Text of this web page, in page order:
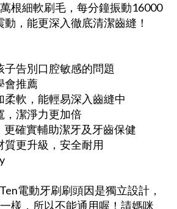
根細軟刷毛，每分鐘振動16000
，能更深入徹底清潔齒縫！
子告別口腔敏感的問題
會推薦
柔軟，能輕易深入齒縫中
，潔淨力更加倍
更確實輔助潔牙及牙齒保健
質更升級，安全耐用
電動牙刷刷頭因是獨立設計，
樣，所以不能通用喔！請媽咪